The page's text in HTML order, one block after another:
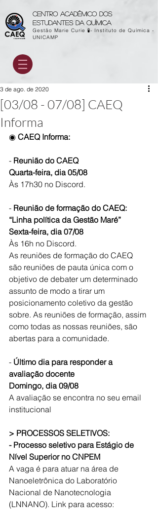
Centro acadêmico dos
estudantes da química
Gestão Marie Curie 🧪- Instituto de Química -
UNICAMP
[03/08 - 07/08] CAEQ
Informa
3 de ago. de 2020
◉ CAEQ Informa:
- Reunião do CAEQ
Quarta-feira, dia 05/08
Às 17h30 no Discord.
- Reunião de formação do CAEQ:
“Linha política da Gestão Maré”
Sexta-feira, dia 07/08
Às 16h no Discord.
As reuniões de formação do CAEQ
são reuniões de pauta única com o
objetivo de debater um determinado
assunto de modo a tirar um
posicionamento coletivo da gestão
sobre. As reuniões de formação, assim
como todas as nossas reuniões, são
abertas para a comunidade.
- Último dia para responder a
avaliação docente
Domingo, dia 09/08
A avaliação se encontra no seu email
institucional
> PROCESSOS SELETIVOS:
- Processo seletivo para Estágio de
Nível Superior no CNPEM
A vaga é para atuar na área de
Nanoeletrônica do Laboratório
Nacional de Nanotecnologia
(LNNANO). Link para acesso: